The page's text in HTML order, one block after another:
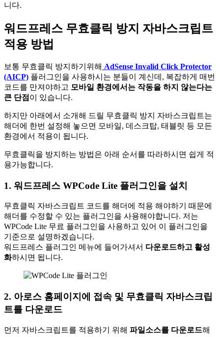
니다.
워드프레스 무효클릭 방지 자바스크립트
적용 방법
보통 무효클릭 방지하기위해 AdSense Invalid Click Protector
(AICP) 플러그인을 사용하시는 분들이 계신데, 복잡하게 매번
코드를 만져야하고 모바일 환경에서는 작동을 하지 않는다는
큰 단점 이 있습니다.
하지만 아래에서 소개해 드릴 무효클릭 방지 자바스크립트는
해더에 한번 설정해 놓으면 모바일, 데스크탑, 태블릿 등 모든
환경에서 적용이 됩니다.
무효클릭을 방지하는 방법은 아래 순서를 따라하시면 쉽게 적
용가능합니다.
1. 워드프레스 WPCode Lite 플러그인을 설치
무효클릭 자바스크립트 코드를 해더에 적용 해야하기 때문에
해더를 수정할 수 있는 플러그인을 사용해야합니다. 저는
WPCode Lite 무료 플러그인을 사용하고 있어 이 플러그인을
기준으로 설명하겠습니다.
워드프레스 플러그인 메뉴에 들어가셔서 다운로드하고 활성
화하시면 됩니다.
2. 아로스 홈페이지에 접속 및 무효클릭 자바스크립
트를 다운로드
먼저 자바스크립트를 적용하기 위해 파일소스를 다운로드해